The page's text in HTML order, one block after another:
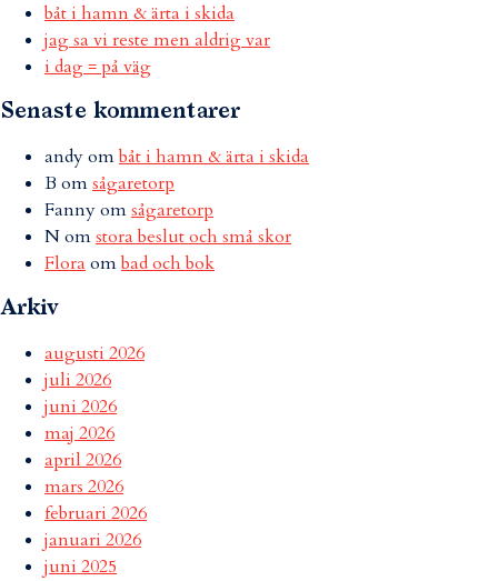
båt i hamn & ärta i skida
jag sa vi reste men aldrig var
i dag = på väg
Senaste kommentarer
andyombåt i hamn & ärta i skida
B omsågaretorp
Fannyomsågaretorp
Nomstora beslut och små skor
Flora ombad och bok
Arkiv
augusti 2026
juli 2026
juni 2026
maj 2026
april 2026
mars 2026
februari 2026
januari 2026
juni 2025